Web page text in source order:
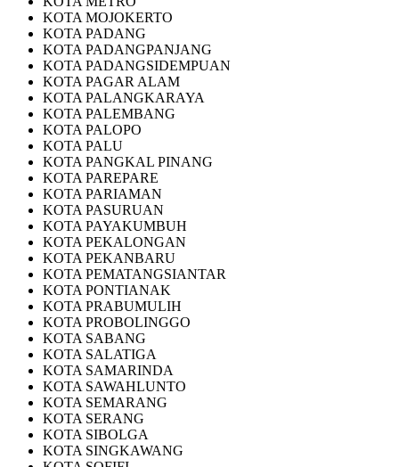
KOTA MOJOKERTO
KOTA PADANG
KOTA PADANGPANJANG
KOTA PADANGSIDEMPUAN
KOTA PAGAR ALAM
KOTA PALANGKARAYA
KOTA PALEMBANG
KOTA PALOPO
KOTA PALU
KOTA PANGKAL PINANG
KOTA PAREPARE
KOTA PARIAMAN
KOTA PASURUAN
KOTA PAYAKUMBUH
KOTA PEKALONGAN
KOTA PEKANBARU
KOTA PEMATANGSIANTAR
KOTA PONTIANAK
KOTA PRABUMULIH
KOTA PROBOLINGGO
KOTA SABANG
KOTA SALATIGA
KOTA SAMARINDA
KOTA SAWAHLUNTO
KOTA SEMARANG
KOTA SERANG
KOTA SIBOLGA
KOTA SINGKAWANG